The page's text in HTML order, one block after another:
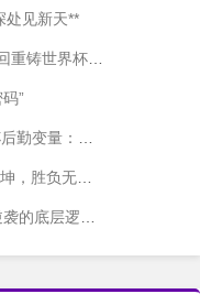
处见新天**
铸世界杯纪元
”
系的战术评估框架”
胜负无悬念
辑与致胜密码”